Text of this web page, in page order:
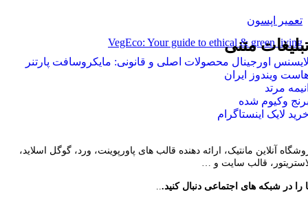
تعمیر اپسون
VegEco: Your guide to ethical & green living
متنی
اورجینال محصولات اصلی و قانونی: مایکروسافت پارتنر
ویندوز ایران
مرتد
وکیوم شده
لایک اینستاگرام
آنلاین مانتیک، ارائه دهنده قالب های پاورپوینت، ورد، گوگل اسلاید،
قالب سایت و …
را در شبکه های اجتماعی دنبال کنید...